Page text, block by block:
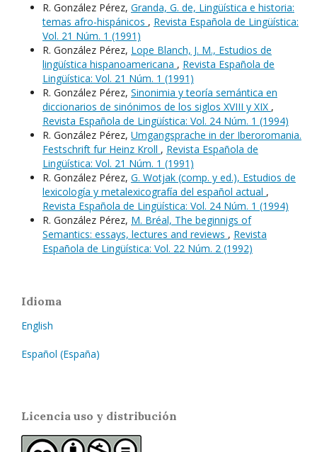
R. González Pérez, Granda, G. de, Lingüística e historia:
temas afro-hispánicos , Revista Española de Lingüística:
Vol. 21 Núm. 1 (1991)
R. González Pérez, Lope Blanch, J. M., Estudios de
lingüística hispanoamericana , Revista Española de
Lingüística: Vol. 21 Núm. 1 (1991)
R. González Pérez, Sinonimia y teoría semántica en
diccionarios de sinónimos de los siglos XVIII y XIX ,
Revista Española de Lingüística: Vol. 24 Núm. 1 (1994)
R. González Pérez, Umgangsprache in der Iberoromania.
Festschrift fur Heinz Kroll , Revista Española de
Lingüística: Vol. 21 Núm. 1 (1991)
R. González Pérez, G. Wotjak (comp. y ed.), Estudios de
lexicología y metalexicografía del español actual ,
Revista Española de Lingüística: Vol. 24 Núm. 1 (1994)
R. González Pérez, M. Bréal, The beginnigs of
Semantics: essays, lectures and reviews , Revista
Española de Lingüística: Vol. 22 Núm. 2 (1992)
Idioma
English
Español (España)
Licencia uso y distribución